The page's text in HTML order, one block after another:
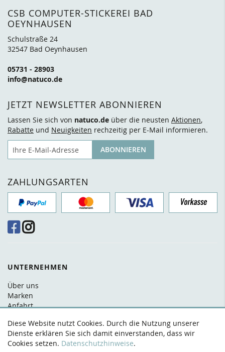
Diese Website nutzt Cookies. Durch die Nutzung unserer
Dienste erklären Sie sich damit einverstanden, dass wir
Cookies setzen. Datenschutzhinweise.
CSB COMPUTER-STICKEREI BAD
OEYNHAUSEN
Schulstraße 24
32547 Bad Oeynhausen
05731 - 28903
info@natuco.de
JETZT NEWSLETTER ABONNIEREN
Lassen Sie sich von natuco.de über die neusten Aktionen,
Rabatte und Neuigkeiten rechzeitig per E-Mail informieren.
ABONNIEREN
ZAHLUNGSARTEN
UNTERNEHMEN
Über uns
Marken
Anfahrt
Kontakt
RECHTLICHES